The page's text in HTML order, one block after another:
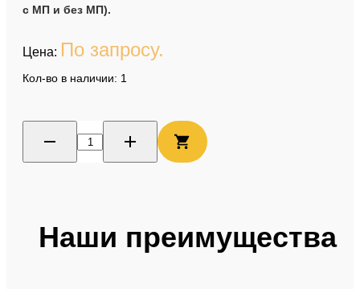
с МП и без МП).
Цена: По запросу.
Кол-во в наличии: 1
Наши преимущества